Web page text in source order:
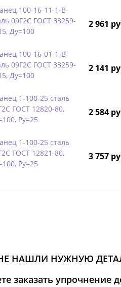
100-16-11-1-B-
09Г2С ГОСТ 33259-
Ду=100
2 961
100-16-01-1-B-
09Г2С ГОСТ 33259-
Ду=100
2 141
1-100-25 сталь
ГОСТ 12820-80,
Ру=25
2 584
1-100-25 сталь
ГОСТ 12821-80,
Ру=25
3 757
НАШЛИ НУЖНУЮ
заказать упрочнение